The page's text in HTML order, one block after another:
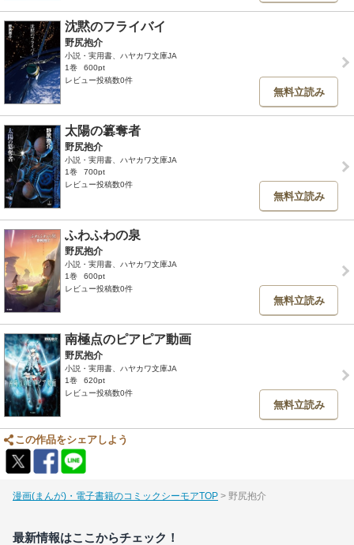
沈黙のフライバイ
野尻抱介
小説・実用書、ハヤカワ文庫JA
1巻
600pt
レビュー投稿数0件
無料立読み
太陽の簒奪者
野尻抱介
小説・実用書、ハヤカワ文庫JA
1巻
700pt
レビュー投稿数0件
無料立読み
ふわふわの泉
野尻抱介
小説・実用書、ハヤカワ文庫JA
1巻
600pt
レビュー投稿数0件
無料立読み
南極点のピアピア動画
野尻抱介
小説・実用書、ハヤカワ文庫JA
1巻
620pt
レビュー投稿数0件
無料立読み
この作品をシェアしよう
漫画(まんが)・電子書籍のコミックシーモアTOP 野尻抱介
最新情報はここからチェック！